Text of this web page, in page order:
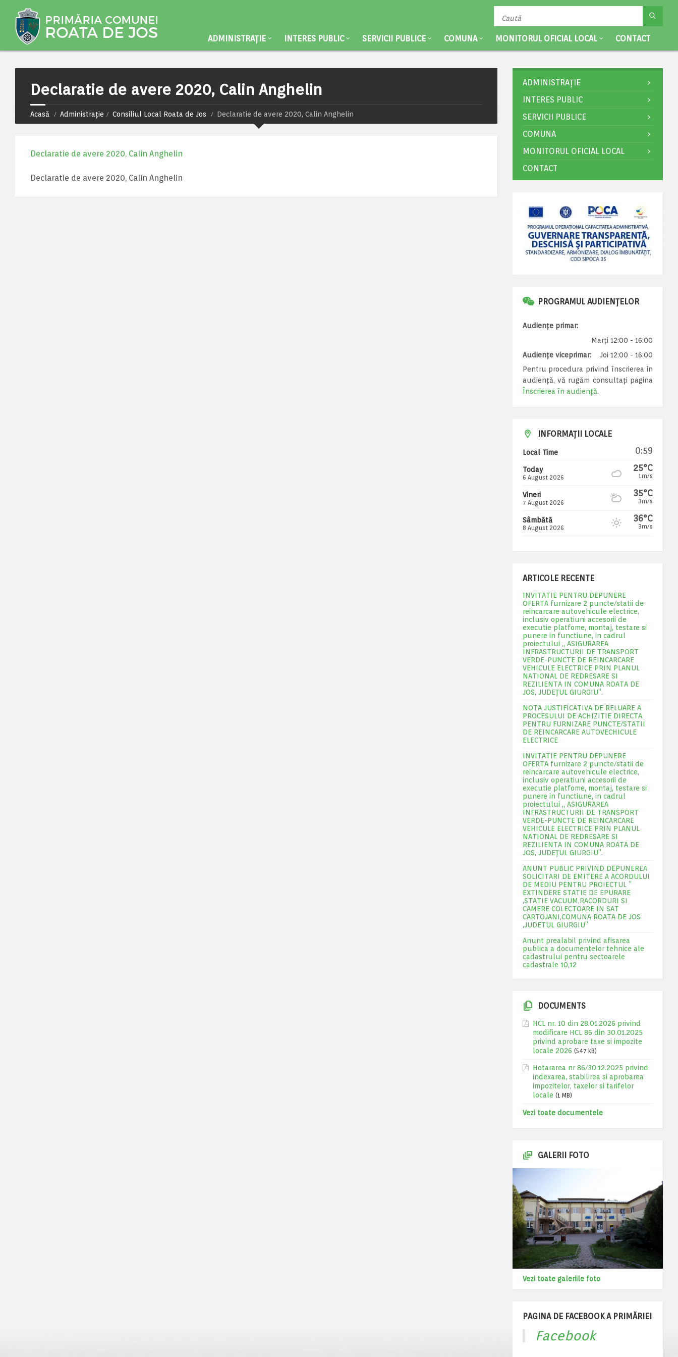
ADMINISTRAȚIE INTERES PUBLIC SERVICII PUBLICE COMUNA MONITORUL OFICIAL LOCAL CONTACT
Declaratie de avere 2020, Calin Anghelin
Acasă Administrație Consiliul Local Roata de Jos Declaratie de avere 2020, Calin Anghelin
Declaratie de avere 2020, Calin Anghelin
Declaratie de avere 2020, Calin Anghelin
ADMINISTRAȚIE
INTERES PUBLIC
SERVICII PUBLICE
COMUNA
MONITORUL OFICIAL LOCAL
CONTACT
PROGRAMUL AUDIENȚELOR
Audiențe primar:
Marți 12:00 - 16:00
Audiențe viceprimar:
Joi 12:00 - 16:00
Pentru procedura privind înscrierea in
audiență, vă rugăm consultați pagina
Înscrierea în audiență.
INFORMAȚII LOCALE
Local Time 0:59
Today
6 August 2026
25°C
1m/s
Vineri
7 August 2026
35°C
3m/s
Sâmbătă
8 August 2026
36°C
3m/s
ARTICOLE RECENTE
INVITATIE PENTRU DEPUNERE
OFERTA furnizare 2 puncte/statii de
reincarcare autovehicule electrice,
inclusiv operatiuni accesorii de
executie platfome, montaj, testare si
punere in functiune, in cadrul
proiectului „ ASIGURAREA
INFRASTRUCTURII DE TRANSPORT
VERDE-PUNCTE DE REINCARCARE
VEHICULE ELECTRICE PRIN PLANUL
NATIONAL DE REDRESARE SI
REZILIENTA IN COMUNA ROATA DE
JOS, JUDEŢUL GIURGIU”.
NOTA JUSTIFICATIVA DE RELUARE A
PROCESULUI DE ACHIZITIE DIRECTA
PENTRU FURNIZARE PUNCTE/STATII
DE REINCARCARE AUTOVECHICULE
ELECTRICE
INVITATIE PENTRU DEPUNERE
OFERTA furnizare 2 puncte/statii de
reincarcare autovehicule electrice,
inclusiv operatiuni accesorii de
executie platfome, montaj, testare si
punere in functiune, in cadrul
proiectului „ ASIGURAREA
INFRASTRUCTURII DE TRANSPORT
VERDE-PUNCTE DE REINCARCARE
VEHICULE ELECTRICE PRIN PLANUL
NATIONAL DE REDRESARE SI
REZILIENTA IN COMUNA ROATA DE
JOS, JUDEŢUL GIURGIU”.
ANUNT PUBLIC PRIVIND DEPUNEREA
SOLICITARI DE EMITERE A ACORDULUI
DE MEDIU PENTRU PROIECTUL ”
EXTINDERE STATIE DE EPURARE
,STATIE VACUUM,RACORDURI SI
CAMERE COLECTOARE IN SAT
CARTOJANI,COMUNA ROATA DE JOS
,JUDETUL GIURGIU”
Anunt prealabil privind afisarea
publica a documentelor tehnice ale
cadastrului pentru sectoarele
cadastrale 10,12
DOCUMENTS
HCL nr. 10 din 28.01.2026 privind
modificare HCL 86 din 30.01.2025
privind aprobare taxe si impozite
locale 2026 (547 kB)
Hotararea nr 86/30.12.2025 privind
indexarea, stabilirea si aprobarea
impozitelor, taxelor si tarifelor
locale (1 MB)
Vezi toate documentele
GALERII FOTO
Vezi toate galeriile foto
PAGINA DE FACEBOOK A PRIMĂRIEI
Facebook